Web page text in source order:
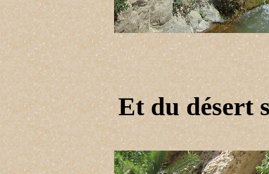
Et du désert